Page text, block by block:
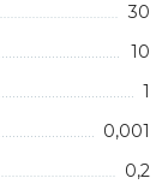
30
10
1
0,001
0,2